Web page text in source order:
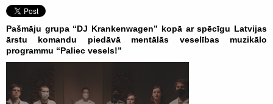
Pašmāju grupa “DJ Krankenwagen” kopā ar spēcīgu Latvijas
ārstu komandu piedāvā mentālās veselības muzikālo
programmu “Paliec vesels!”